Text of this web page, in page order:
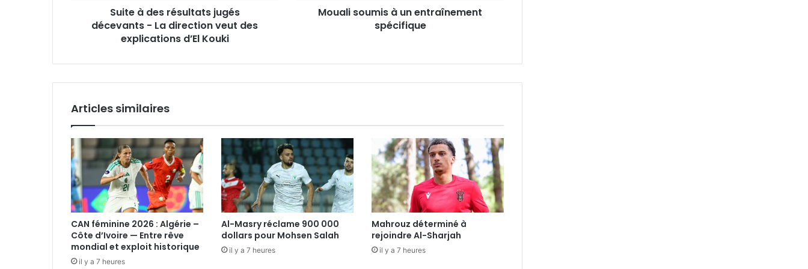
Suite à des résultats jugés
décevants - La direction veut des
explications d’El Kouki
Mouali soumis à un entraînement
spécifique
Articles similaires
CAN féminine 2026 : Algérie –
Côte d’Ivoire — Entre rêve
mondial et exploit historique
il y a 7 heures
Al-Masry réclame 900 000
dollars pour Mohsen Salah
il y a 7 heures
Mahrouz déterminé à
rejoindre Al-Sharjah
il y a 7 heures